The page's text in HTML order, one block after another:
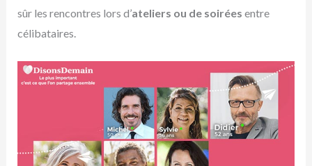
sûr les rencontres lors d’ateliers ou de soirées entre
célibataires.